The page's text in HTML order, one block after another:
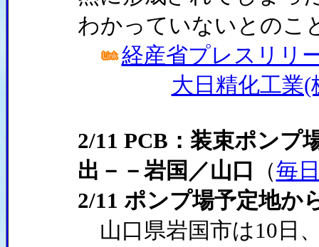
わかっていないとのこ
経産省プレスリリ
大日精化工業
2/11 PCB：装束ポンプ
出－－岩国／山口
（毎
2/11 ポンプ場予定地か
山口県岩国市は10日